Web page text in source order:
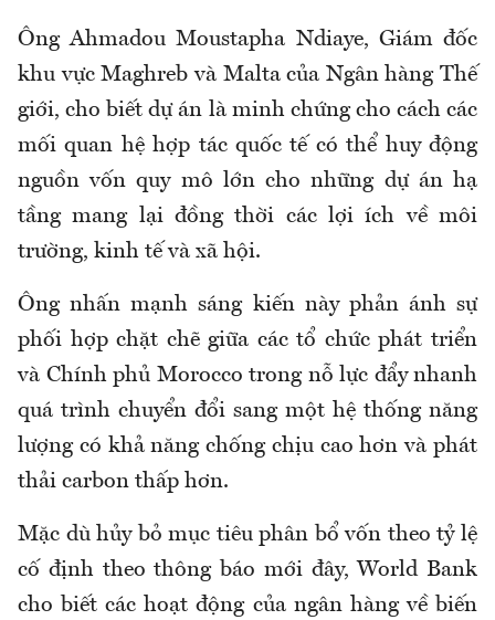
Ông Ahmadou Moustapha Ndiaye, Giám đốc
khu vực Maghreb và Malta của Ngân hàng Thế
giới, cho biết dự án là minh chứng cho cách các
mối quan hệ hợp tác quốc tế có thể huy động
nguồn vốn quy mô lớn cho những dự án hạ
tầng mang lại đồng thời các lợi ích về môi
trường, kinh tế và xã hội.
Ông nhấn mạnh sáng kiến này phản ánh sự
phối hợp chặt chẽ giữa các tổ chức phát triển
và Chính phủ Morocco trong nỗ lực đẩy nhanh
quá trình chuyển đổi sang một hệ thống năng
lượng có khả năng chống chịu cao hơn và phát
thải carbon thấp hơn.
Mặc dù hủy bỏ mục tiêu phân bổ vốn theo tỷ lệ
cố định theo thông báo mới đây, World Bank
cho biết các hoạt động của ngân hàng về biến